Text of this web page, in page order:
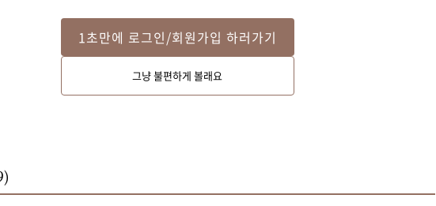
1초만에 로그인/회원가입 하러가기
그냥 불편하게 볼래요
)